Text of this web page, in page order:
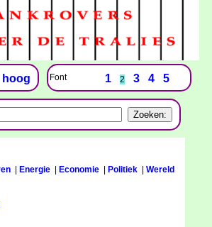
hoog Font 1 2 3 4 5
Energie Economie Politiek Wereld